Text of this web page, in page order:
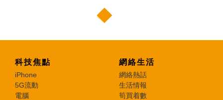
科技焦點
iPhone
5G流動
電腦
網絡生活
網絡熱話
生活情報
筍買着數